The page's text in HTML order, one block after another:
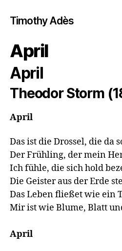
Timothy Adès
April
April
Theodor Storm
April
Das ist die Drossel, die da
Der Frühling, der mein
Ich fühle, die sich hold
Die Geister aus der Erde
Das Leben fließet wie ein
Mir ist wie Blume, Blatt
April